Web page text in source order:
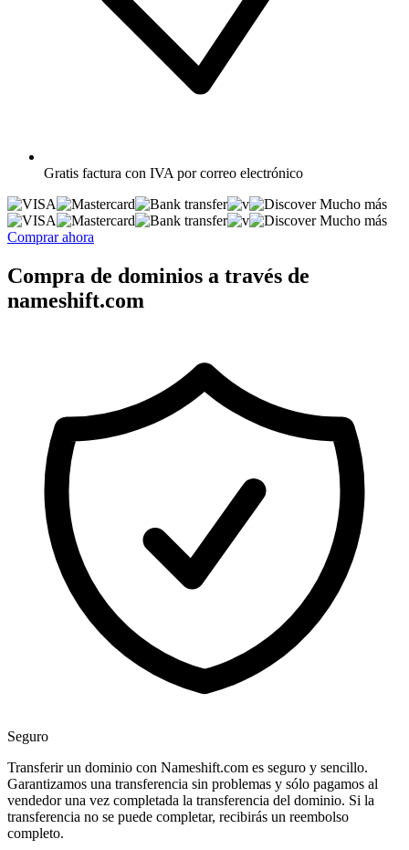
Gratis factura con IVA por correo electrónico
Mucho más
Mucho más
Comprar ahora
Compra de dominios a través de
nameshift.com
Seguro
Transferir un dominio con Nameshift.com es seguro y sencillo.
Garantizamos una transferencia sin problemas y sólo pagamos al
vendedor una vez completada la transferencia del dominio. Si la
transferencia no se puede completar, recibirás un reembolso
completo.